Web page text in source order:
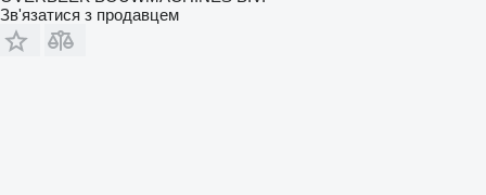
Зв'язатися з продавцем